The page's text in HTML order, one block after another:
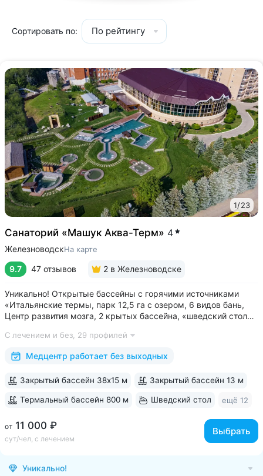
Сортировать по: По рейтингу
1/23
Санаторий «Машук Аква-Терм» 4
ЖелезноводскНа карте
9.7 47 отзывов 2 в Железноводске
Уникально! Открытые бассейны с горячими источниками
«Итальянские термы, парк 12,5 га с озером, 6 видов бань,
Центр развития мозга, 2 крытых бассейна, «шведский стол»
большой спа-комплекс, вода «Легенда Кавказа» •
Расположен в уединенном...
С лечением и без, 29 профилей
Медцентр работает без выходных
от 11 000 ₽
сут/чел, с лечением
Выбрать
Закрытый бассейн 38х15 м Закрытый бассейн 13 м
Термальный бассейн 800 м Шведский стол ещё 12
Уникально!